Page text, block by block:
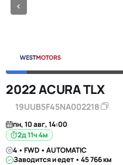
2022 ACURA TLX
19UUB5F45NA002218
пн, 10 авг, 14:00
2д 11ч 4м
4 • FWD • AUTOMATIC
Заводится и едет • 45 766 км